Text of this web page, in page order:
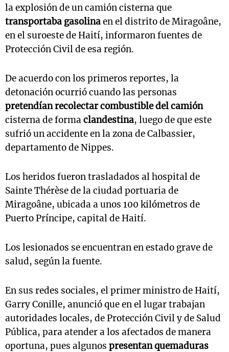
la explosión de un camión cisterna que
transportaba gasolinaen el distrito de Miragoâne,
en el suroeste de Haití, informaron fuentes de
Protección Civil de esa región.
De acuerdo con los primeros reportes, la
detonación ocurrió cuando las personas
pretendían recolectar combustible del camión
cisterna de formaclandestina, luego de que este
sufrió un accidente en la zona de Calbassier,
departamento de Nippes.
Los heridos fueron trasladados al hospital de
Sainte Thérèse de la ciudad portuaria de
Miragoâne, ubicada a unos 100 kilómetros de
Puerto Príncipe, capital de Haití.
Los lesionados se encuentran en estado grave de
salud, según la fuente.
En sus redes sociales, el primer ministro de Haití,
Garry Conille, anunció que en el lugar trabajan
autoridades locales, de Protección Civil y de Salud
Pública, para atender a los afectados de manera
oportuna, pues algunos presentan quemaduras